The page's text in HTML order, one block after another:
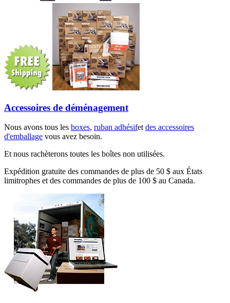
Accessoires de déménagement
Nous avons tous les boxes, ruban adhésifetdes accessoires
d'emballage vous avez besoin.
Et nous rachèterons toutes les boîtes non utilisées.
Expédition gratuite des commandes de plus de 50 $ aux États
limitrophes et des commandes de plus de 100 $ au Canada.